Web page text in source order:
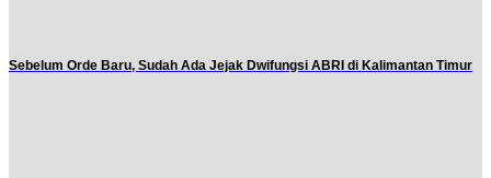
Sebelum Orde Baru, Sudah Ada Jejak Dwifungsi ABRI di Kalimantan Timur